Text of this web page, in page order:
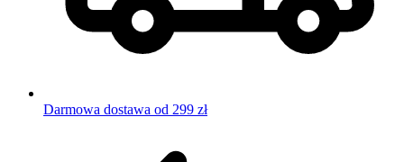
Darmowa dostawa od 299 zł